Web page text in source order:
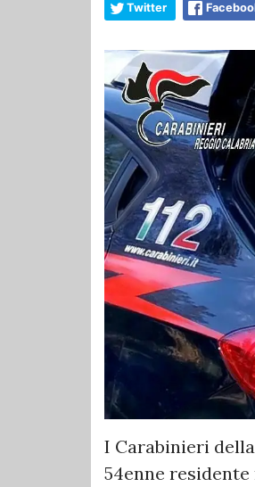
Twitter
I Carabinieri
54enne